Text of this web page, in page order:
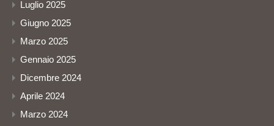
Luglio 2025
Giugno 2025
Marzo 2025
Gennaio 2025
Dicembre 2024
Aprile 2024
Marzo 2024